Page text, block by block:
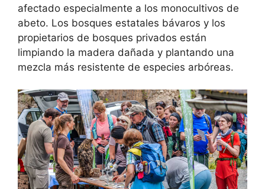
afectado especialmente a los monocultivos de
abeto. Los bosques estatales bávaros y los
propietarios de bosques privados están
limpiando la madera dañada y plantando una
mezcla más resistente de especies arbóreas.